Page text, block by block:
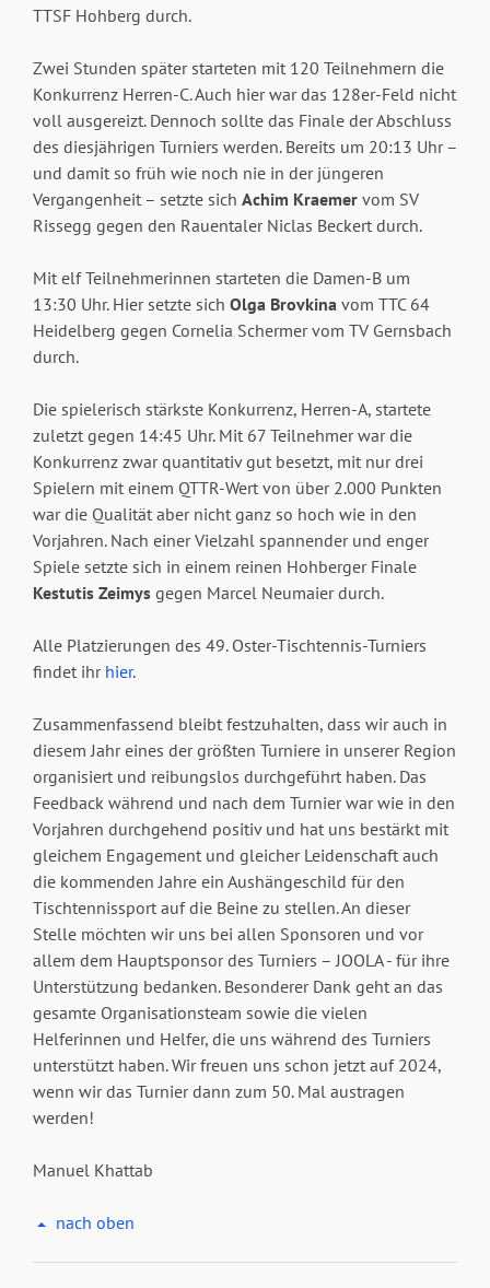
TTSF Hohberg durch.
Zwei Stunden später starteten mit 120 Teilnehmern die
Konkurrenz Herren-C. Auch hier war das 128er-Feld nicht
voll ausgereizt. Dennoch sollte das Finale der Abschluss
des diesjährigen Turniers werden. Bereits um 20:13 Uhr –
und damit so früh wie noch nie in der jüngeren
Vergangenheit – setzte sich Achim Kraemervom SV
Rissegg gegen den Rauentaler Niclas Beckert durch.
Mit elf Teilnehmerinnen starteten die Damen-B um
13:30 Uhr. Hier setzte sich Olga Brovkina vom TTC 64
Heidelberg gegen Cornelia Schermer vom TV Gernsbach
durch.
Die spielerisch stärkste Konkurrenz, Herren-A, startete
zuletzt gegen 14:45 Uhr. Mit 67 Teilnehmer war die
Konkurrenz zwar quantitativ gut besetzt, mit nur drei
Spielern mit einem QTTR-Wert von über 2.000 Punkten
war die Qualität aber nicht ganz so hoch wie in den
Vorjahren. Nach einer Vielzahl spannender und enger
Spiele setzte sich in einem reinen Hohberger Finale
Kestutis Zeimysgegen Marcel Neumaier durch.
Alle Platzierungen des 49. Oster-Tischtennis-Turniers
findet ihr hier.
Zusammenfassend bleibt festzuhalten, dass wir auch in
diesem Jahr eines der größten Turniere in unserer Region
organisiert und reibungslos durchgeführt haben. Das
Feedback während und nach dem Turnier war wie in den
Vorjahren durchgehend positiv und hat uns bestärkt mit
gleichem Engagement und gleicher Leidenschaft auch
die kommenden Jahre ein Aushängeschild für den
Tischtennissport auf die Beine zu stellen. An dieser
Stelle möchten wir uns bei allen Sponsoren und vor
allem dem Hauptsponsor des Turniers – JOOLA - für ihre
Unterstützung bedanken. Besonderer Dank geht an das
gesamte Organisationsteam sowie die vielen
Helferinnen und Helfer, die uns während des Turniers
unterstützt haben. Wir freuen uns schon jetzt auf 2024,
wenn wir das Turnier dann zum 50. Mal austragen
werden!
Manuel Khattab
nach oben